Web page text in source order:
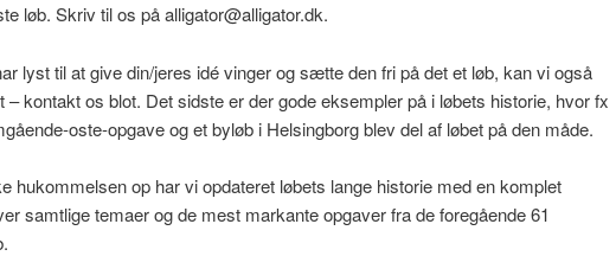
løb. Skriv til os på
kd.rotagilla
@rotagilla .
lyst til at give din/jeres idé vinger og sætte den fri på det et løb, kan vi også
– kontakt os blot. Det sidste er der gode eksempler på i løbets historie, hvor fx
oste-opgave og et byløb i Helsingborg blev del af løbet på den måde.
hukommelsen op har vi opdateret løbets lange historie med en komplet
samtlige temaer og de mest markante opgaver fra de foregående 61